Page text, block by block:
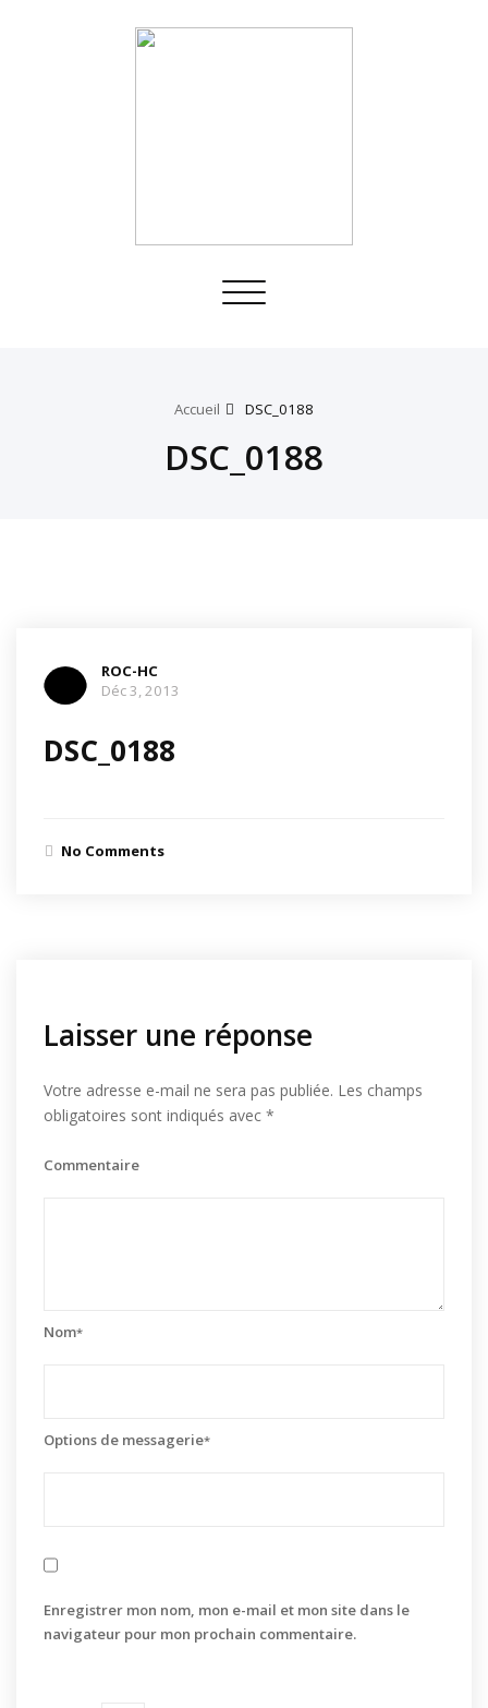
Toggle
Accueil DSC_0188
DSC_0188
ROC-HC
Déc 3, 2013
DSC_0188
No Comments
Laisser une réponse
Votre adresse e-mail ne sera pas publiée. Les champs
obligatoires sont indiqués avec *
Commentaire
Nom*
Options de messagerie*
Enregistrer mon nom, mon e-mail et mon site dans le
navigateur pour mon prochain commentaire.